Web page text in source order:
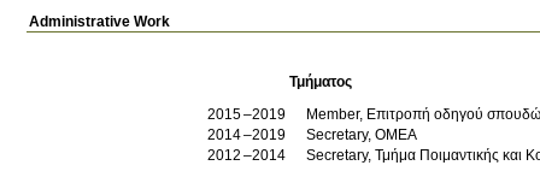
Administrative Work
Τμήματος
2015
2019
Member, Επιτροπή οδηγού
2014
2019
Secretary, ΟΜΕΑ
2012
2014 Secretary, Τμήμα Ποιμαντικής και